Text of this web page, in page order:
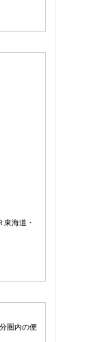
東海道・
圏内の便